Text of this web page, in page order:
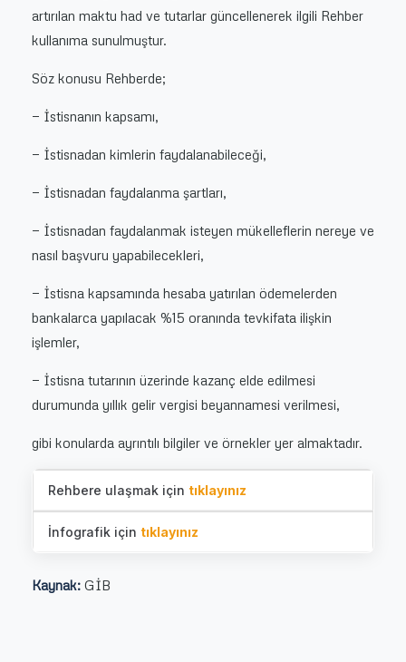
artırılan maktu had ve tutarlar güncellenerek ilgili Rehber
kullanıma sunulmuştur.
Söz konusu Rehberde;
— İstisnanın kapsamı,
— İstisnadan kimlerin faydalanabileceği,
— İstisnadan faydalanma şartları,
— İstisnadan faydalanmak isteyen mükelleflerin nereye ve
nasıl başvuru yapabilecekleri,
— İstisna kapsamında hesaba yatırılan ödemelerden
bankalarca yapılacak %15 oranında tevkifata ilişkin
işlemler,
— İstisna tutarının üzerinde kazanç elde edilmesi
durumunda yıllık gelir vergisi beyannamesi verilmesi,
gibi konularda ayrıntılı bilgiler ve örnekler yer almaktadır.
Rehbere ulaşmak için tıklayınız
İnfografik için tıklayınız
Kaynak: GİB